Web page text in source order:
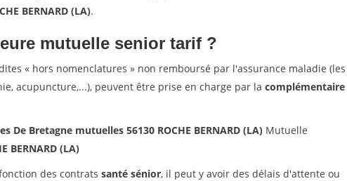
BERNARD (LA).
mutuelle senior tarif ?
« hors nomenclatures » non remboursé par l'assurance maladie (les
acupuncture,...), peuvent être prise en charge par la complémentaire
De Bretagne mutuelles 56130 ROCHE BERNARD (LA) Mutuelle
BERNARD (LA)
des contrats santé sénior, il peut y avoir des délais d'attente ou